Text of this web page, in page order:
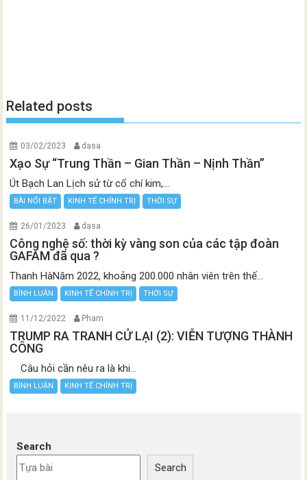
Related posts
03/02/2023 dasa
Xạo Sự “Trung Thần – Gian Thần – Nịnh Thần”
Út Bạch Lan Lịch sử từ cổ chí kim,...
BÀI NỔI BẬT KINH TẾ CHÍNH TRỊ THỜI SỰ
26/01/2023 dasa
Công nghệ số: thời kỳ vàng son của các tập đoàn
GAFAM đã qua ?
Thanh HàNăm 2022, khoảng 200.000 nhân viên trên thế...
BÌNH LUẬN KINH TẾ CHÍNH TRỊ THỜI SỰ
11/12/2022 Pham
TRUMP RA TRANH CỬ LẠI (2): VIỄN TƯỢNG THÀNH
CÔNG
Câu hỏi cần nêu ra là khi...
BÌNH LUẬN KINH TẾ CHÍNH TRỊ
Search
Search